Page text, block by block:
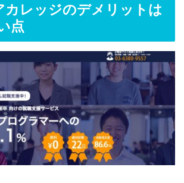
カレッジのデメリットは
点